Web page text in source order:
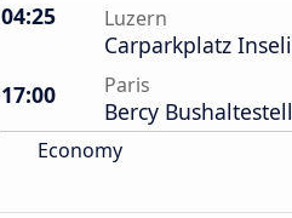
04:25 Luzern
Carparkplatz
17:00
Paris
Bercy
Economy